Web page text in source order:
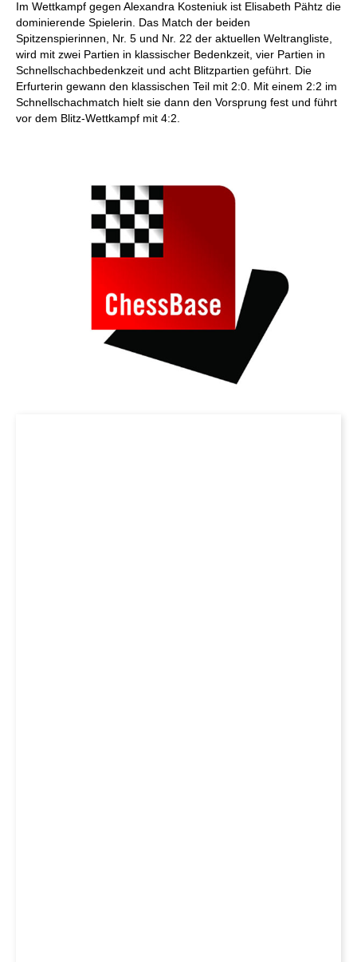
Im Wettkampf gegen Alexandra Kosteniuk ist Elisabeth Pähtz die
dominierende Spielerin. Das Match der beiden
Spitzenspierinnen, Nr. 5 und Nr. 22 der aktuellen Weltrangliste,
wird mit zwei Partien in klassischer Bedenkzeit, vier Partien in
Schnellschachbedenkzeit und acht Blitzpartien geführt. Die
Erfurterin gewann den klassischen Teil mit 2:0. Mit einem 2:2 im
Schnellschachmatch hielt sie dann den Vorsprung fest und führt
vor dem Blitz-Wettkampf mit 4:2.